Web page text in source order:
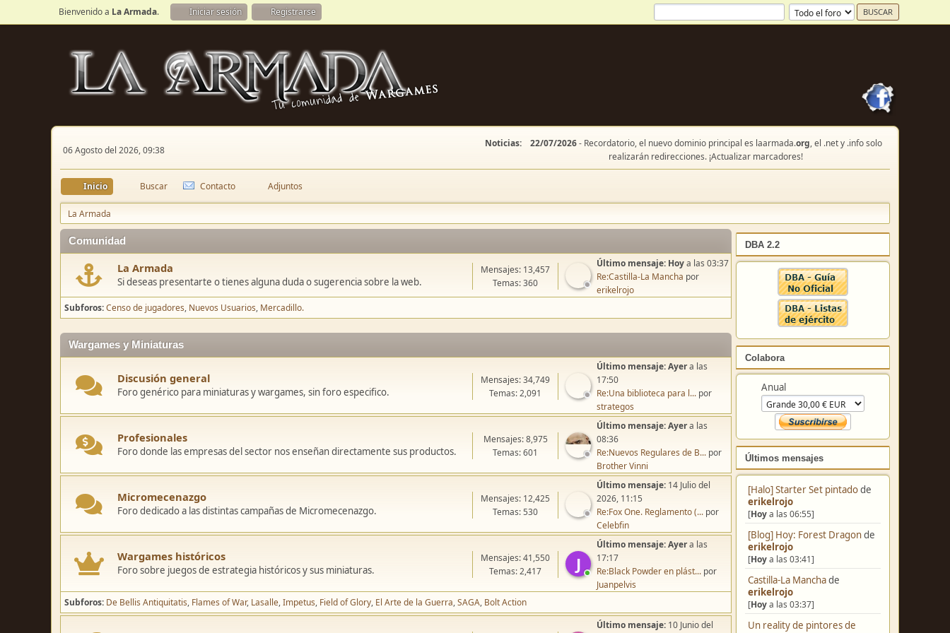
Bienvenido a La Armada. Iniciar sesión Registrarse
06 Agosto del 2026, 09:38
Noticias: 22/07/2026- Recordatorio, el nuevo dominio principal es laarmada.org, el .net y .info solo
realizarán redirecciones. ¡Actualizar marcadores!
Inicio Buscar Contacto Adjuntos
La Armada
DBA 2.2
Colabora
Anual
Últimos mensajes
[Halo] Starter Set pintadode
erikelrojo
[Hoya las 06:55]
[Blog] Hoy: Forest Dragonde
erikelrojo
[Hoya las 03:41]
Castilla-La Manchade
erikelrojo
[Hoya las 03:37]
Un reality de pintores de
Comunidad
La Armada
Si deseas presentarte o tienes alguna duda o sugerencia sobre la web.
Mensajes: 13,457
Temas: 360
Último mensaje: Hoya las 03:37
Re:Castilla-La Mancha por
erikelrojo
Subforos Censo de jugadores Nuevos Usuarios Mercadillo.
Wargames y Miniaturas
Discusión general
Foro genérico para miniaturas y wargames, sin foro especifico.
Mensajes: 34,749
Temas: 2,091
Último mensaje:Ayera las
17:50
Re:Una biblioteca para l... por
strategos
Profesionales
Foro donde las empresas del sector nos enseñan directamente sus productos.
Mensajes: 8,975
Temas: 601
Último mensaje:Ayera las
08:36
Re:Nuevos Regulares de B... por
Brother Vinni
Micromecenazgo
Foro dedicado a las distintas campañas de Micromecenazgo.
Mensajes: 12,425
Temas: 530
Último mensaje: 14 Julio del
2026, 11:15
Re:Fox One. Reglamento (... por
Celebfin
J
Wargames históricos
Foro sobre juegos de estrategia históricos y sus miniaturas.
Mensajes: 41,550
Temas: 2,417
Último mensaje:Ayera las
17:17
Re:Black Powder en plást... por
Juanpelvis
Subforos De Bellis Antiquitatis Flames of War Lasalle Impetus Field of Glory El Arte de la Guerra SAGA Bolt Action
Último mensaje: 10 Junio del